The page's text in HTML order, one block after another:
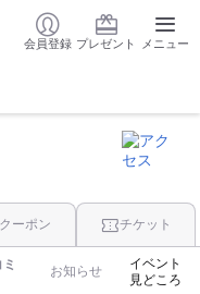
会員登録 プレゼント メニュー
クーポン チケット
お知らせ
イベント
見どころ